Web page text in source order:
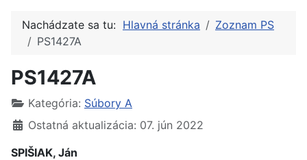
Nachádzate sa tu: Hlavná stránka
Zoznam PS
PS1427A
PS1427A
Kategória: Súbory A
Ostatná aktualizácia: 07. jún 2022
SPIŠIAK, Ján